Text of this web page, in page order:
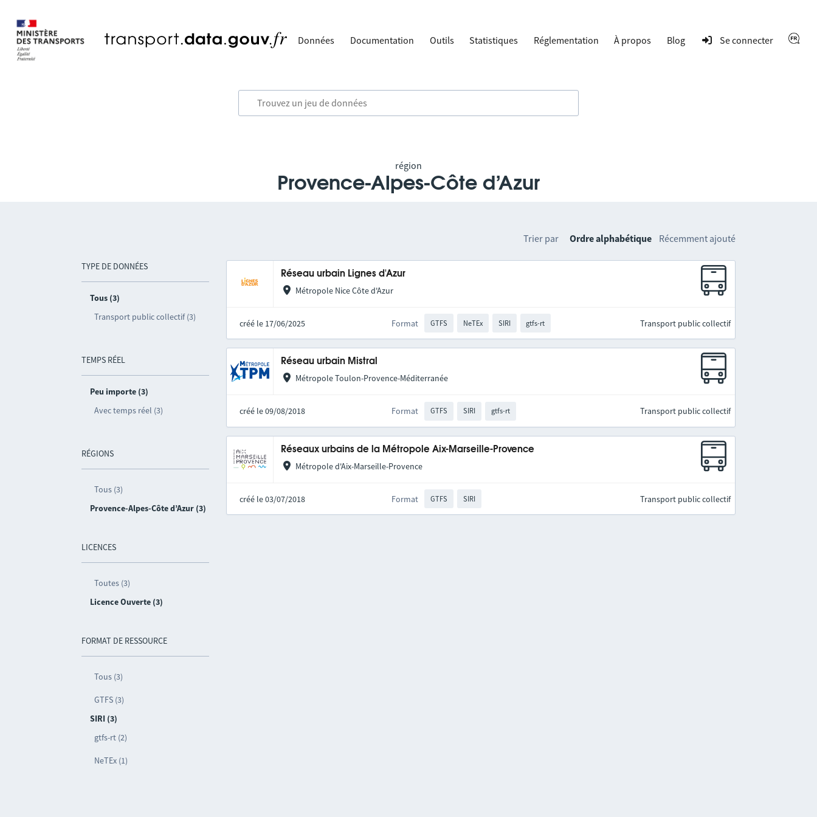
Données Documentation Outils Statistiques Réglementation À propos Blog Se connecter
région
Provence-Alpes-Côte d’Azur
TYPE DE DONNÉES
Tous (3)
Transport public collectif (3)
TEMPS RÉEL
Peu importe (3)
Avec temps réel (3)
RÉGIONS
Tous (3)
Provence-Alpes-Côte d’Azur (3)
LICENCES
Toutes (3)
Licence Ouverte (3)
FORMAT DE RESSOURCE
Tous (3)
GTFS (3)
SIRI (3)
gtfs-rt (2)
NeTEx (1)
Trier par Ordre alphabétique Récemment ajouté
Réseau urbain Lignes d'Azur
Métropole Nice Côte d'Azur
créé le 17/06/2025 Format GTFS NeTEx SIRI gtfs-rt Transport public collectif
Réseau urbain Mistral
Métropole Toulon-Provence-Méditerranée
créé le 09/08/2018 Format GTFS SIRI gtfs-rt Transport public collectif
Réseaux urbains de la Métropole Aix-Marseille-Provence
Métropole d'Aix-Marseille-Provence
créé le 03/07/2018 Format GTFS SIRI Transport public collectif